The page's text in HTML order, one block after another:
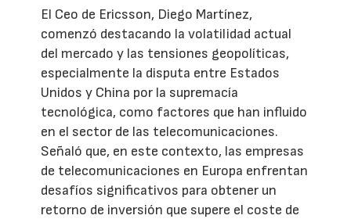
El Ceo de Ericsson, Diego Martínez,
comenzó destacando la volatilidad actual
del mercado y las tensiones geopolíticas,
especialmente la disputa entre Estados
Unidos y China por la supremacía
tecnológica, como factores que han influido
en el sector de las telecomunicaciones.
Señaló que, en este contexto, las empresas
de telecomunicaciones en Europa enfrentan
desafíos significativos para obtener un
retorno de inversión que supere el coste de